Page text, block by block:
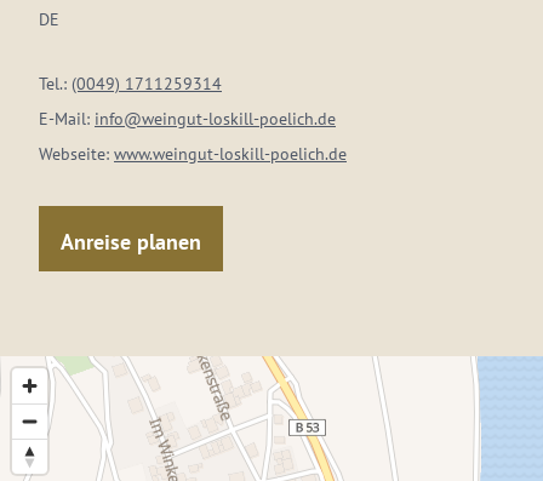
DE
Tel.: (0049) 1711259314
E-Mail: info@weingut-loskill-poelich.de
Webseite: www.weingut-loskill-poelich.de
Anreise planen